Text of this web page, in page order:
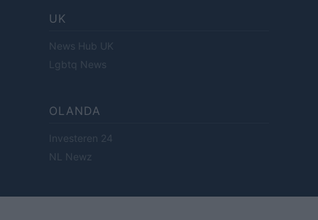
UK
News Hub UK
Lgbtq News
OLANDA
Investeren 24
NL Newz